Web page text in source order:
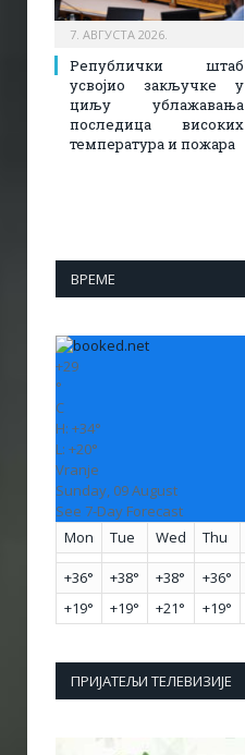
7. АВГУСТА 2026.
Републички штаб
усвојио закључке у
циљу ублажавања
последица високих
температура и пожара​
ВРЕМЕ
+29
°
C
H: +34°
L: +20°
Vranje
Sunday, 09 August
See 7-Day Forecast
Mon
Tue Wed Thu
+36° +38° +38° +36°
+19° +19° +21° +19°
ПРИЈАТЕЉИ ТЕЛЕВИЗИЈЕ